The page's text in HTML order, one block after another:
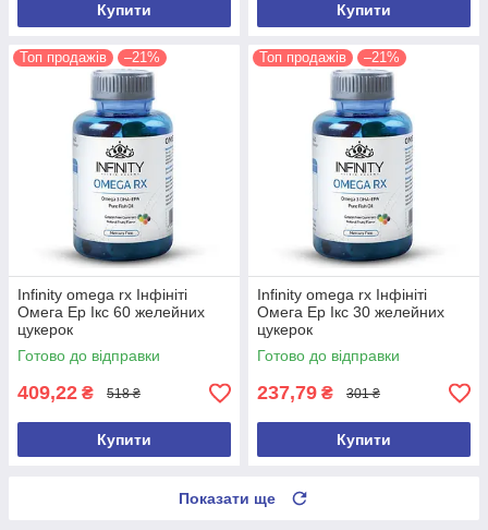
Купити Купити
Топ продажів –21%
Infinity omega rx Інфініті
Омега Ер Ікс 60 желейних
цукерок
Готово до відправки
409,22 ₴ 518 ₴
Купити
Топ продажів –21%
Infinity omega rx Інфініті
Омега Ер Ікс 30 желейних
цукерок
Готово до відправки
237,79 ₴ 301 ₴
Купити
Показати ще